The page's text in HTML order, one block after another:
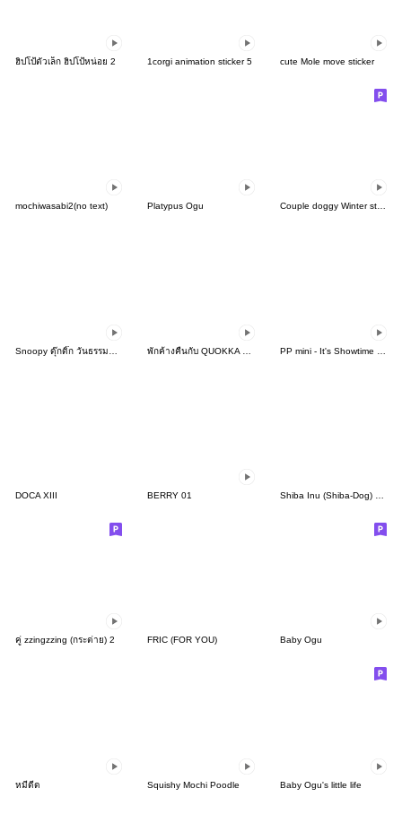
ฮิปโป้ตัวเล็ก ฮิปโป้หน่อย 2 1corgi animation sticker 5 cute Mole move sticker
mochiwasabi2(no text) Platypus Ogu Couple doggy Winter story
DOCA XIII BERRY 01
คู่ zzingzzing (กระต่าย) 2 FRIC (FOR YOU) Baby Ogu
หมีดีด Squishy Mochi Poodle Baby Ogu's little life